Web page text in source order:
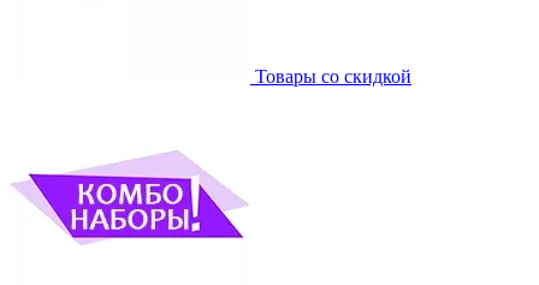
Товары со скидкой